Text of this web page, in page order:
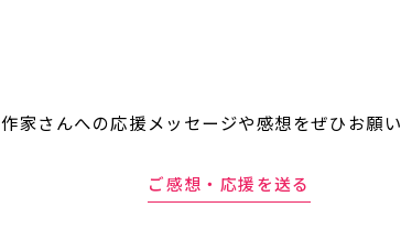
作家さんへの応援メッセージや感想をぜひお願
ご感想・応援を送る